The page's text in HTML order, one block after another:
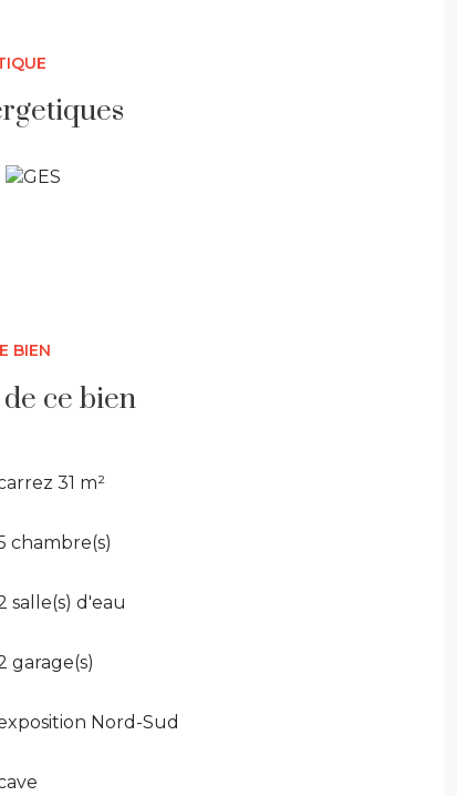
peut être loué ou bien utilisée pour
wc et une chambre en mezzanine ainsi
RSAC de Rennes sous le numéro 913 744
BIEN
ce bien
31 m²
chambre(s)
salle(s) d'eau
garage(s)
Nord-Sud